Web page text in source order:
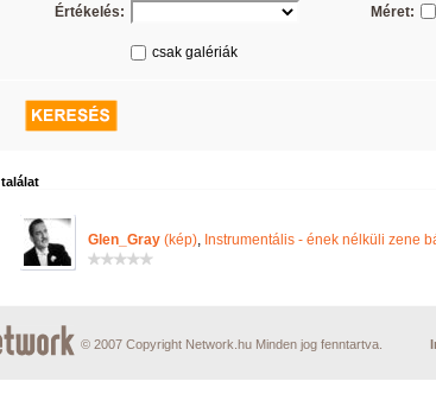
Értékelés: Méret:
csak galériák
találat
Glen_Gray(kép), Instrumentális - ének nélküli zene
© 2007 Copyright Network.hu Minden jog fenntartva.